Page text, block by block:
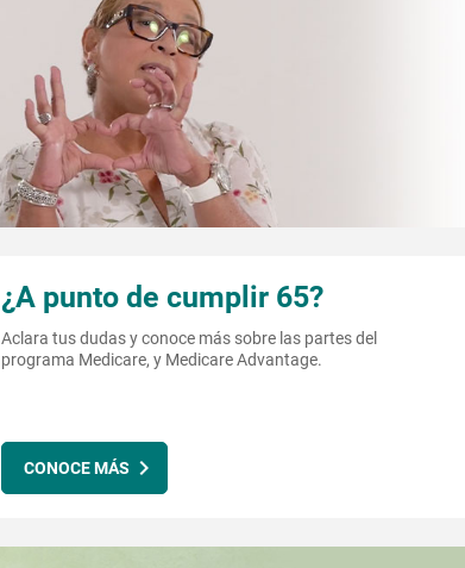
¿A punto de cumplir 65?
Aclara tus dudas y conoce más sobre las partes del
programa Medicare, y Medicare Advantage.
CONOCE MÁS